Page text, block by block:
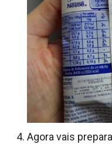
Agora vais